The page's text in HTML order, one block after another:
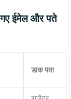
ईमेल और पते
डाक पता